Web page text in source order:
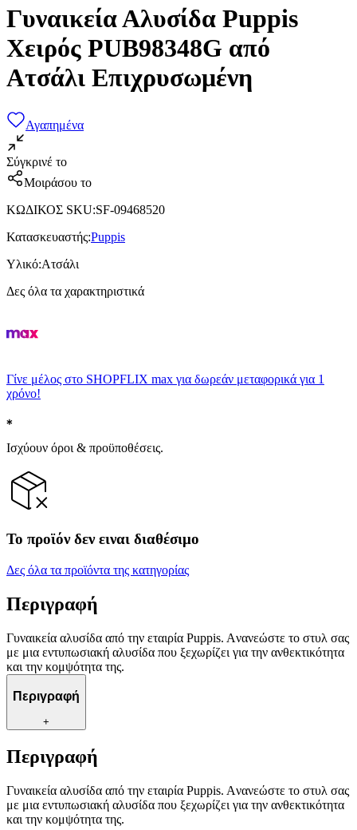
Γυναικεία Αλυσίδα Puppis
Χειρός PUB98348G από
Ατσάλι Επιχρυσωμένη
Αγαπημένα
Σύγκρινέ το
Μοιράσου το
ΚΩΔΙΚΟΣ SKU:SF-09468520
Κατασκευαστής:Puppis
Υλικό:Ατσάλι
Δες όλα τα χαρακτηριστικά
Γίνε μέλος στο SHOPFLIX max για δωρεάν μεταφορικά για 1
χρόνο!
Ισχύουν όροι & προϋποθέσεις.
Το προϊόν δεν ειναι διαθέσιμο
Δες όλα τα προϊόντα της κατηγορίας
Περιγραφή
Γυναικεία αλυσίδα από την εταιρία Puppis. Aνανεώστε το στυλ σας
με μια εντυπωσιακή αλυσίδα που ξεχωρίζει για την ανθεκτικότητα
και την κομψότητα της.
Περιγραφή
+
Περιγραφή
Γυναικεία αλυσίδα από την εταιρία Puppis. Aνανεώστε το στυλ σας
με μια εντυπωσιακή αλυσίδα που ξεχωρίζει για την ανθεκτικότητα
και την κομψότητα της.